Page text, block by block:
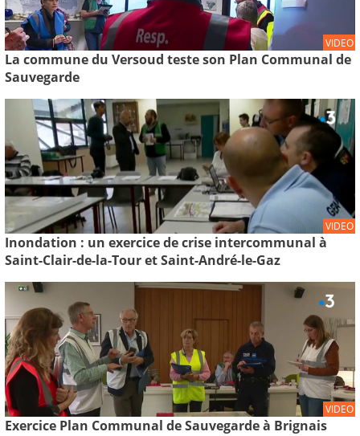
VIDEO
La commune du Versoud teste son Plan Communal de
Sauvegarde
VIDEO
Inondation : un exercice de crise intercommunal à
Saint-Clair-de-la-Tour et Saint-André-le-Gaz
VIDEO
Exercice Plan Communal de Sauvegarde à Brignais